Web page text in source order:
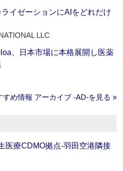
イゼーションにAIをどれだけ
LLC
、日本市場に本格展開し医薬
すめ情報 アーカイブ ‐AD‐を見る »
医療CDMO拠点‐羽田空港隣接